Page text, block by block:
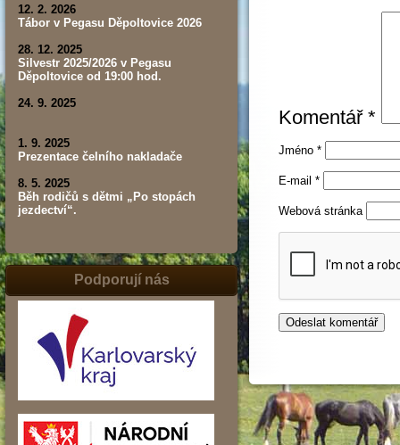
12. 2. 2026
Tábor v Pegasu Děpoltovice 2026
28. 12. 2025
Silvestr 2025/2026 v Pegasu
Děpoltovice od 19:00 hod.
24. 9. 2025
1. 9. 2025
Prezentace čelního nakladače
8. 5. 2025
Běh rodičů s dětmi „Po stopách
jezdectví“.
Podporují nás
Komentář *
Jméno *
E-mail *
Webová stránka